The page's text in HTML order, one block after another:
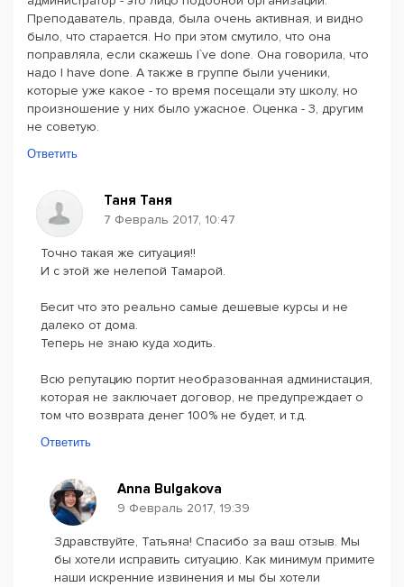
Преподаватель, правда, была очень активная, и видно
было, что старается. Но при этом смутило, что она
поправляла, если скажешь I`ve done. Она говорила, что
надо I have done. А также в группе были ученики,
которые уже какое - то время посещали эту школу, но
произношение у них было ужасное. Оценка - 3, другим
не советую.
Ответить
Таня Таня
7 Февраль 2017, 10:47
Точно такая же ситуация!!
И с этой же нелепой Тамарой.
Бесит что это реально самые дешевые курсы и не
далеко от дома.
Теперь не знаю куда ходить.
Всю репутацию портит необразованная администация,
которая не заключает договор, не предупреждает о
том что возврата денег 100% не будет, и т.д.
Ответить
Anna Bulgakova
9 Февраль 2017, 19:39
Здравствуйте, Татьяна! Спасибо за ваш отзыв. Мы
бы хотели исправить ситуацию. Как минимум примите
наши искренние извинения и мы бы хотели